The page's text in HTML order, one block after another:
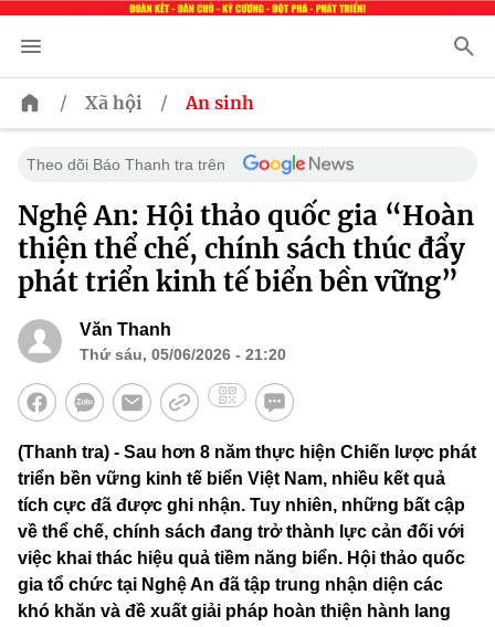
/ Xã hội / An sinh
Theo dõi Báo Thanh tra trên
Nghệ An: Hội thảo quốc gia “Hoàn
thiện thể chế, chính sách thúc đẩy
phát triển kinh tế biển bền vững”
Văn Thanh
Thứ sáu, 05/06/2026 - 21:20
(Thanh tra) - Sau hơn 8 năm thực hiện Chiến lược phát
triển bền vững kinh tế biển Việt Nam, nhiều kết quả
tích cực đã được ghi nhận. Tuy nhiên, những bất cập
về thể chế, chính sách đang trở thành lực cản đối với
việc khai thác hiệu quả tiềm năng biển. Hội thảo quốc
gia tổ chức tại Nghệ An đã tập trung nhận diện các
khó khăn và đề xuất giải pháp hoàn thiện hành lang